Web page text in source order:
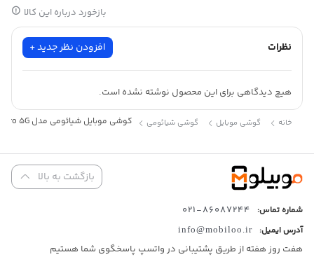
بازخورد درباره این کالا
نظرات افزودن نظر جدید +
هیچ دیدگاهی برای این محصول نوشته نشده است.
خانه گوشی موبایل گوشی شیائومی گوشی موبایل شیائومی مدل Poco X4 Pro 5G ظرفیت 256 گیگابایت – رم 8 گیگابایت
بازگشت به بالا
شماره تماس: 86087244-021
آدرس ایمیل: info@mobiloo.ir
هفت روز هفته از طریق پشتیبانی در واتسپ پاسخگوی شما هستیم